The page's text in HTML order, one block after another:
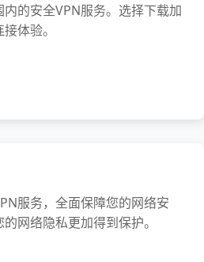
的安全VPN服务。选择下载加
体验。
服务，全面保障您的网络安
网络隐私更加得到保护。